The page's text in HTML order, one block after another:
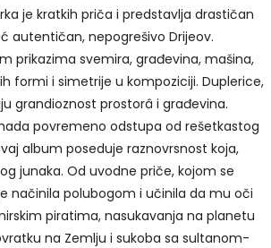
je kratkih priča i predstavlja drastičan
autentičan, nepogrešivo Drijeov.
prikazima svemira, građevina, mašina,
formi i simetrije u kompoziciji. Duplerice,
grandioznost prostorâ i građevina.
povremeno odstupa od rešetkastog
album poseduje raznovrsnost koja,
junaka. Od uvodne priče, kojom se
načinila polubogom i učinila da mu oči
piratima, nasukavanja na planetu
na Zemlju i sukoba sa sultanom-